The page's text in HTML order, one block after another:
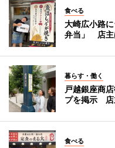
食べる
大崎広小路
弁当」 店主
暮らす・働く
戸越銀座商
プを掲示 店
食べる